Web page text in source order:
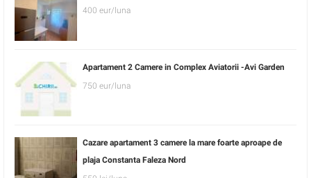
400 eur/luna
Apartament 2 Camere in Complex Aviatorii -Avi Garden
750 eur/luna
Cazare apartament 3 camere la mare foarte aproape de
plaja Constanta Faleza Nord